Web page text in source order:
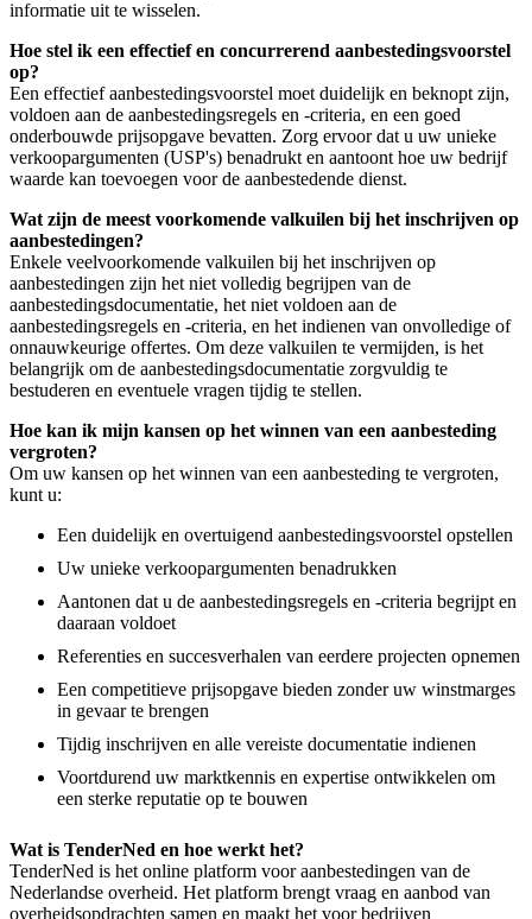
informatie uit te wisselen.
Hoe stel ik een effectief en concurrerend aanbestedingsvoorstel
op?
Een effectief aanbestedingsvoorstel moet duidelijk en beknopt zijn,
voldoen aan de aanbestedingsregels en -criteria, en een goed
onderbouwde prijsopgave bevatten. Zorg ervoor dat u uw unieke
verkoopargumenten (USP's) benadrukt en aantoont hoe uw bedrijf
waarde kan toevoegen voor de aanbestedende dienst.
Wat zijn de meest voorkomende valkuilen bij het inschrijven op
aanbestedingen?
Enkele veelvoorkomende valkuilen bij het inschrijven op
aanbestedingen zijn het niet volledig begrijpen van de
aanbestedingsdocumentatie, het niet voldoen aan de
aanbestedingsregels en -criteria, en het indienen van onvolledige of
onnauwkeurige offertes. Om deze valkuilen te vermijden, is het
belangrijk om de aanbestedingsdocumentatie zorgvuldig te
bestuderen en eventuele vragen tijdig te stellen.
Hoe kan ik mijn kansen op het winnen van een aanbesteding
vergroten?
Om uw kansen op het winnen van een aanbesteding te vergroten,
kunt u:
Een duidelijk en overtuigend aanbestedingsvoorstel opstellen
Uw unieke verkoopargumenten benadrukken
Aantonen dat u de aanbestedingsregels en -criteria begrijpt en
daaraan voldoet
Referenties en succesverhalen van eerdere projecten opnemen
Een competitieve prijsopgave bieden zonder uw winstmarges
in gevaar te brengen
Tijdig inschrijven en alle vereiste documentatie indienen
Voortdurend uw marktkennis en expertise ontwikkelen om
een sterke reputatie op te bouwen
Wat is TenderNed en hoe werkt het?
TenderNed is het online platform voor aanbestedingen van de
Nederlandse overheid. Het platform brengt vraag en aanbod van
overheidsopdrachten samen en maakt het voor bedrijven